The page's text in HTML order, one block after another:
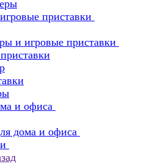
приставки
и игровые приставки
и офиса
дома и офиса